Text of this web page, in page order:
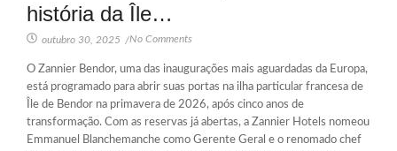
história da Île…
outubro 30, 2025 /No Comments
O Zannier Bendor, uma das inaugurações mais aguardadas da Europa,
está programado para abrir suas portas na ilha particular francesa de
Île de Bendor na primavera de 2026, após cinco anos de
transformação. Com as reservas já abertas, a Zannier Hotels nomeou
Emmanuel Blanchemanche como Gerente Geral e o renomado chef